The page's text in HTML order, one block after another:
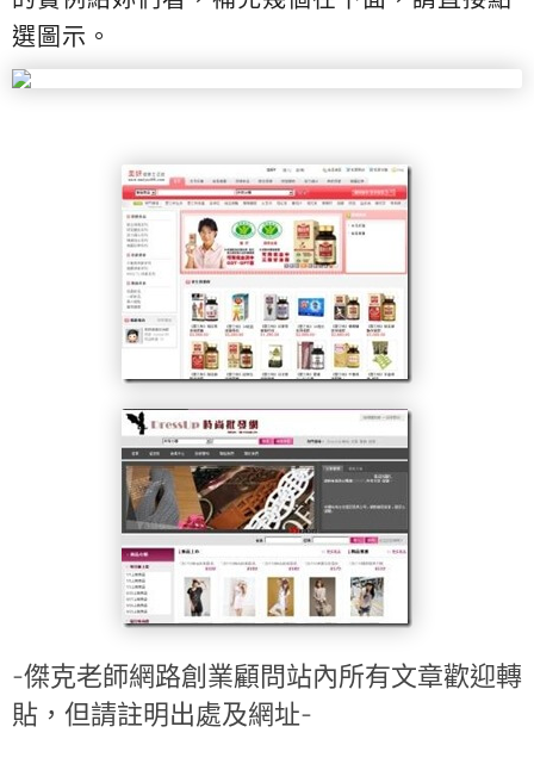
選圖示。
-傑克老師網路創業顧問站內所有文章歡迎轉
貼，但請註明出處及網址-